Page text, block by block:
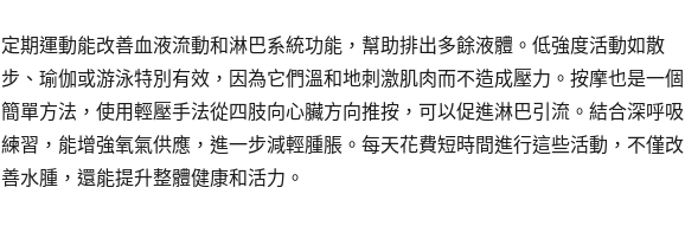
定期運動能改善血液流動和淋巴系統功能，幫助排出多餘液體。低強度活動如散
步、瑜伽或游泳特別有效，因為它們溫和地刺激肌肉而不造成壓力。按摩也是一個
簡單方法，使用輕壓手法從四肢向心臟方向推按，可以促進淋巴引流。結合深呼吸
練習，能增強氧氣供應，進一步減輕腫脹。每天花費短時間進行這些活動，不僅改
善水腫，還能提升整體健康和活力。